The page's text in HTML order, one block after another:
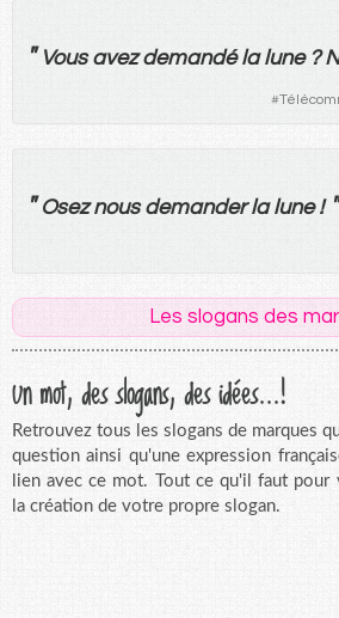
" Vous avez demandé la lune?
#
" Osez nous demander la lune! "
Les slogans des
Un mot, des slogans, des idées...!
Retrouvez tous les slogans de marques
question ainsi qu'une expression
lien avec ce mot. Tout ce qu'il faut pour
la création de votre propre slogan.